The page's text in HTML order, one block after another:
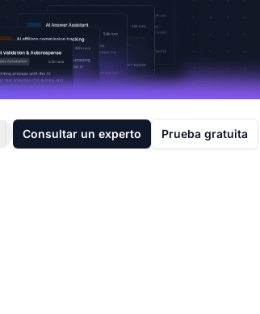
Consultar un experto Prueba gratuita